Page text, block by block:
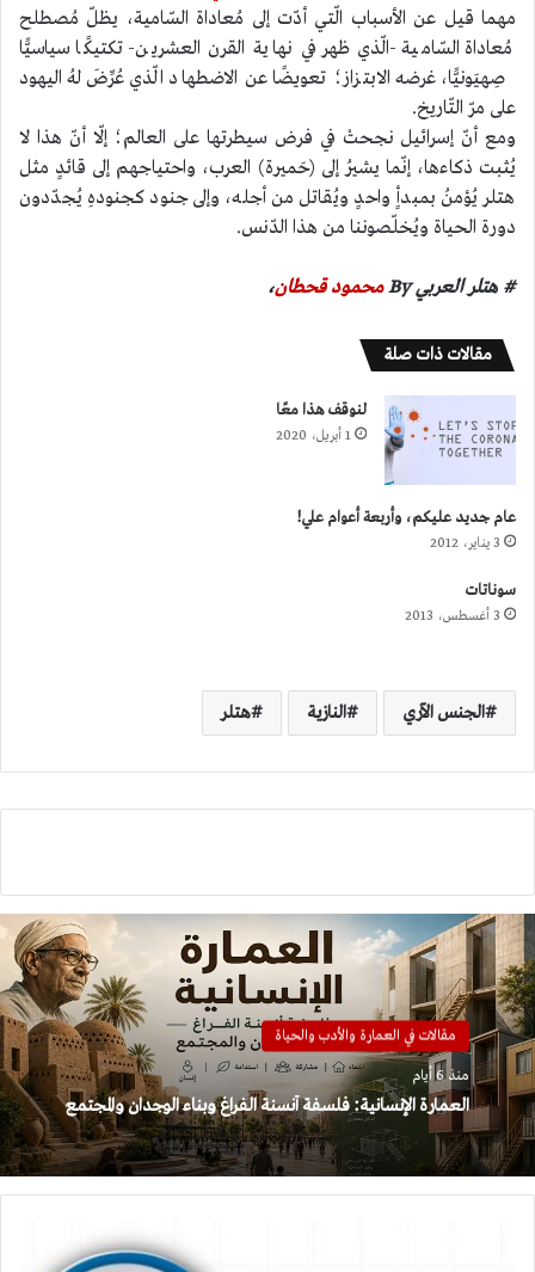
مهما قيل عن الأسباب الّتي أدّت إلى مُعاداة السّامية، يظلّ مُصطلح
مُعاداة السّامية -الّذي ظهر في نهاية القرن العشرين- تكتيكًا سياسيًّا
صِهيَونيًّا، غرضه الابتزاز؛ تعويضًا عن الاضطهاد الّذي عُرِّضَ لهُ اليهود
على مرّ التّاريخ.
ومع أنّ إسرائيل نجحتْ في فرض سيطرتها على العالم؛ إلّا أنّ هذا لا
يُثبت ذكاءها، إنّما يشيرُ إلى (حَميرة) العرب، واحتياجهم إلى قائدٍ مثل
هتلر يُؤمنُ بمبدأٍ واحدٍ ويُقاتل من أجله، وإلى جنود كجنودهِ يُجدّدون
دورة الحياة ويُخلّصوننا من هذا الدّنس.
# هتلر العربي By محمود قحطان،
مقالات ذات صلة
لنوقف هذا معًا
1 أبريل، 2020
عام جديد عليكم، وأربعة أعوام علي!
3 يناير، 2012
سوناتات
3 أغسطس، 2013
الجنس الآري النازية هتلر
مقالات في العمارة والأدب والحياة
منذ 6 أيام
العمارة الإنسانية: فلسفة أنسنة الفراغ وبناء الوجدان والمجتمع